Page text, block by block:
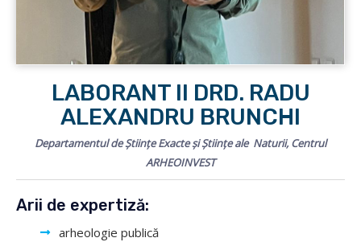
LABORANT II DRD. RADU
ALEXANDRU BRUNCHI
Departamentul de Științe Exacte și Științe ale Naturii, Centrul
ARHEOINVEST
Arii de expertiză:
arheologie publică